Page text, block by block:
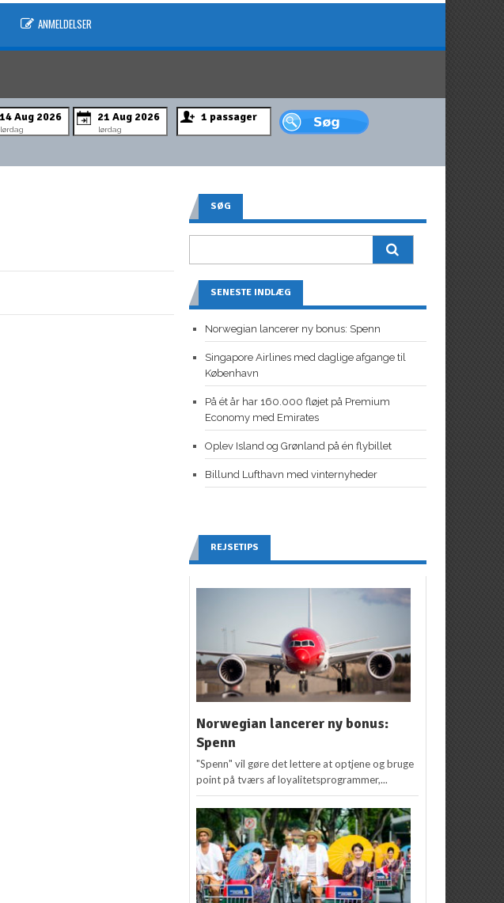
ANMELDELSER
lørdag lørdag
SØG
SENESTE INDLÆG
Norwegian lancerer ny bonus: Spenn
Singapore Airlines med daglige afgange til
København
På ét år har 160.000 fløjet på Premium
Economy med Emirates
Oplev Island og Grønland på én flybillet
Billund Lufthavn med vinternyheder
REJSETIPS
Norwegian lancerer ny bonus:
Spenn
"Spenn" vil gøre det lettere at optjene og bruge
point på tværs af loyalitetsprogrammer,...